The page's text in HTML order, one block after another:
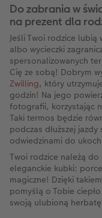
Do zabrania w
na prezent dla
Jeśli Twoi rodzice
albo wycieczki
spersonalizowanych
Cię ze sobą! Dobrym
Zwilling, który
godzin! Na jego
fotografii, korzystając
Taki termos będzie
podczas dłuższej
odwiedzinami do
Twoi rodzice należą
eleganckie kubki:
magiczne! Dzięki
pomyślą o Tobie
swoją ulubioną